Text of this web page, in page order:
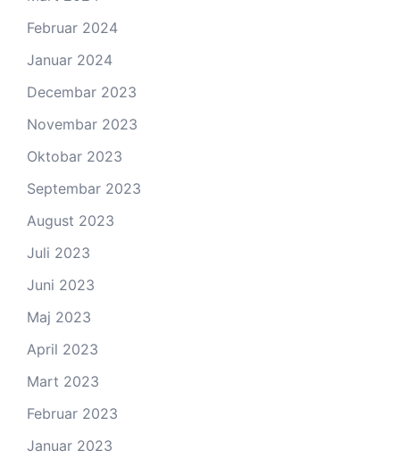
Februar 2024
Januar 2024
Decembar 2023
Novembar 2023
Oktobar 2023
Septembar 2023
August 2023
Juli 2023
Juni 2023
Maj 2023
April 2023
Mart 2023
Februar 2023
Januar 2023